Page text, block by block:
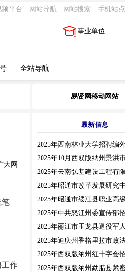
频平台 网站导航 网站搜索 手机站点
事业单位
全站导航
大网
笔
工作
易贤网移动网站
最新信息